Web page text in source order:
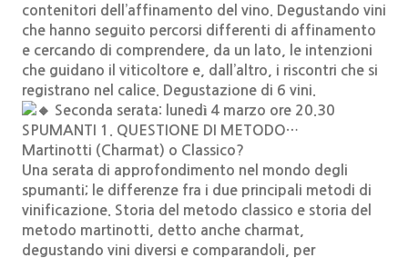
contenitori dell’affinamento del vino. Degustando vini
che hanno seguito percorsi differenti di affinamento
e cercando di comprendere, da un lato, le intenzioni
che guidano il viticoltore e, dall’altro, i riscontri che si
registrano nel calice. Degustazione di 6 vini.
Seconda serata: lunedì 4 marzo ore 20.30
SPUMANTI 1. QUESTIONE DI METODO…
Martinotti (Charmat) o Classico?
Una serata di approfondimento nel mondo degli
spumanti; le differenze fra i due principali metodi di
vinificazione. Storia del metodo classico e storia del
metodo martinotti, detto anche charmat,
degustando vini diversi e comparandoli, per